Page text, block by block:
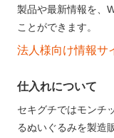
製品や最新情報を、
ことができます。
法人様向け情報サ
仕入れについて
セキグチではモンチ
るぬいぐるみを製造